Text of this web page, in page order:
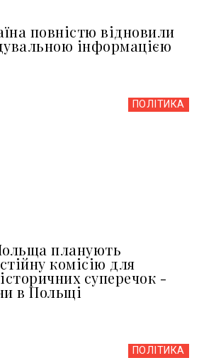
повністю відновили
інформацією
ПОЛІТИКА
планують
комісію для
суперечок -
в Польщі
ПОЛІТИКА